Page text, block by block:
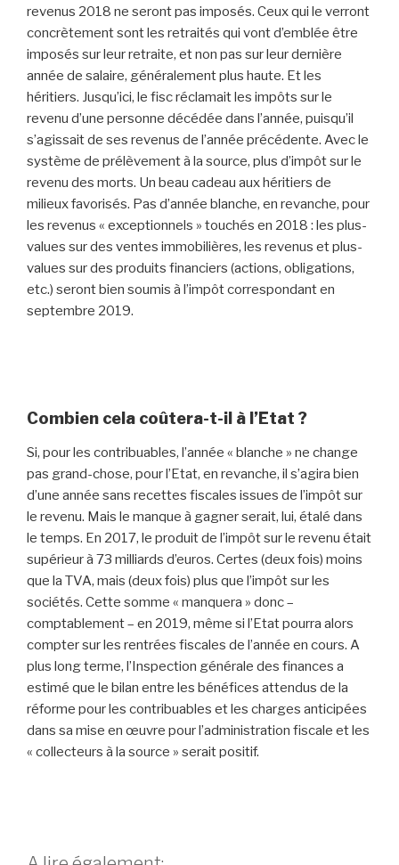
revenus 2018 ne seront pas imposés. Ceux qui le verront
concrètement sont les retraités qui vont d’emblée être
imposés sur leur retraite, et non pas sur leur dernière
année de salaire, généralement plus haute. Et les
héritiers. Jusqu’ici, le fisc réclamait les impôts sur le
revenu d’une personne décédée dans l’année, puisqu’il
s’agissait de ses revenus de l’année précédente. Avec le
système de prélèvement à la source, plus d’impôt sur le
revenu des morts. Un beau cadeau aux héritiers de
milieux favorisés. Pas d’année blanche, en revanche, pour
les revenus « exceptionnels » touchés en 2018 : les plus-
values sur des ventes immobilières, les revenus et plus-
values sur des produits financiers (actions, obligations,
etc.) seront bien soumis à l’impôt correspondant en
septembre 2019.
Combien cela coûtera-t-il à l’Etat ?
Si, pour les contribuables, l’année « blanche » ne change
pas grand-chose, pour l’Etat, en revanche, il s’agira bien
d’une année sans recettes fiscales issues de l’impôt sur
le revenu. Mais le manque à gagner serait, lui, étalé dans
le temps. En 2017, le produit de l’impôt sur le revenu était
supérieur à 73 milliards d’euros. Certes (deux fois) moins
que la TVA, mais (deux fois) plus que l’impôt sur les
sociétés. Cette somme « manquera » donc –
comptablement – en 2019, même si l’Etat pourra alors
compter sur les rentrées fiscales de l’année en cours. A
plus long terme, l’Inspection générale des finances a
estimé que le bilan entre les bénéfices attendus de la
réforme pour les contribuables et les charges anticipées
dans sa mise en œuvre pour l’administration fiscale et les
« collecteurs à la source » serait positif.